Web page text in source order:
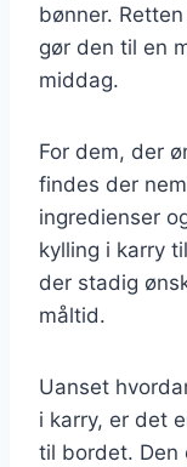
bønner.
gør den til en
middag.
For dem, der
findes der
ingredienser
kylling i karry
der stadig
måltid.
Uanset
i karry, er det
til bordet. Den